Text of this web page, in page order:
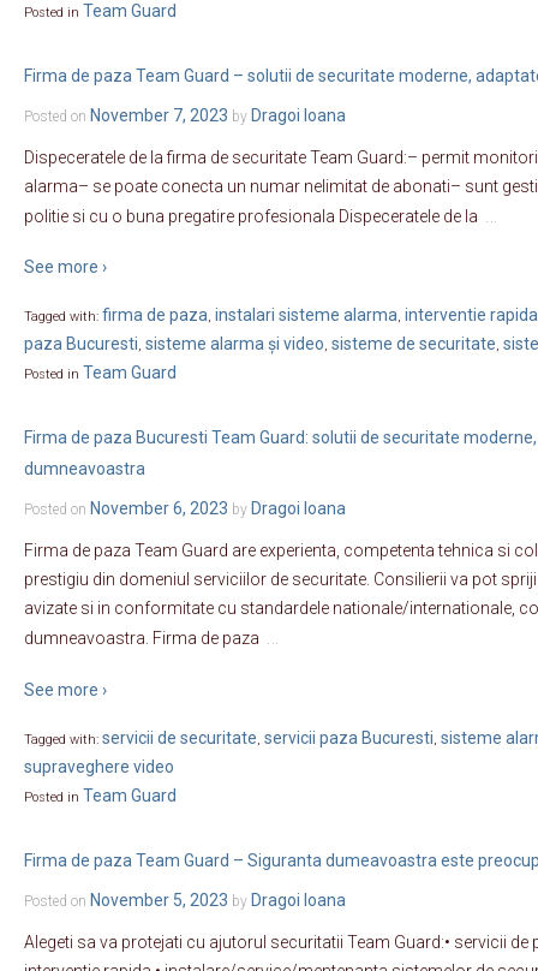
Posted in Team Guard
Firma de paza Team Guard – solutii de securitate moderne,
Posted on November 7, 2023 by Dragoi Ioana
Dispeceratele de la firma de securitate Team Guard:– permit
alarma– se poate conecta un numar nelimitat de abonati– sunt
politie si cu o buna pregatire profesionala Dispeceratele de la
See more ›
Tagged with: firma de paza, instalari sisteme alarma, interventie rapida
paza Bucuresti, sisteme alarma și video, sisteme de securitate,
Posted in Team Guard
Firma de paza Bucuresti Team Guard: solutii de securitate
dumneavoastra
Posted on November 6, 2023 by Dragoi Ioana
Firma de paza Team Guard are experienta, competenta tehnica si
prestigiu din domeniul serviciilor de securitate. Consilierii va pot
avizate si in conformitate cu standardele nationale/internationale,
dumneavoastra. Firma de paza …
See more ›
Tagged with: servicii de securitate, servicii paza Bucuresti, sisteme
supraveghere video
Posted in Team Guard
Firma de paza Team Guard – Siguranta dumeavoastra este
Posted on November 5, 2023 by Dragoi Ioana
Alegeti sa va protejati cu ajutorul securitatii Team Guard:• servicii de